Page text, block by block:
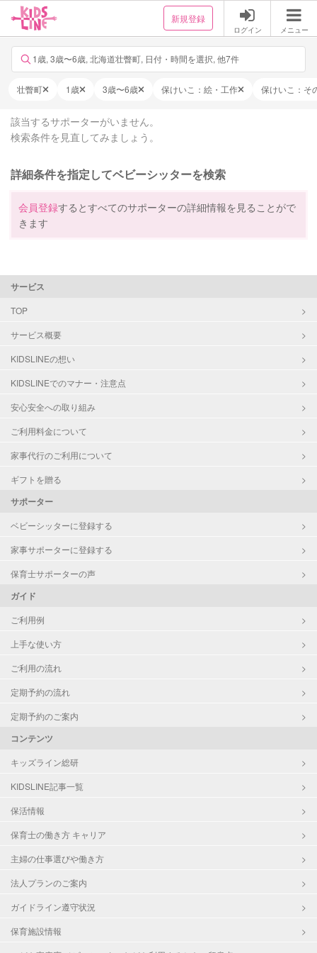
新規登録
ログイン メニュー
1歳, 3歳〜6歳, 北海道壮瞥町, 日付・時間を選択, 他7件
壮瞥町 1歳 3歳〜6歳 保けいこ：絵・工作 保けいこ：そ
該当するサポーターがいません。
検索条件を見直してみましょう。
詳細条件を指定してベビーシッターを検索
会員登録するとすべてのサポーターの詳細情報を見ることがで
きます
サービス
TOP
サービス概要
KIDSLINEの想い
KIDSLINEでのマナー・注意点
安心安全への取り組み
ご利用料金について
家事代行のご利用について
ギフトを贈る
サポーター
ベビーシッターに登録する
家事サポーターに登録する
保育士サポーターの声
ガイド
ご利用例
上手な使い方
ご利用の流れ
定期予約の流れ
定期予約のご案内
コンテンツ
キッズライン総研
KIDSLINE記事一覧
保活情報
保育士の働き方 キャリア
主婦の仕事選びや働き方
法人プランのご案内
ガイドライン遵守状況
保育施設情報